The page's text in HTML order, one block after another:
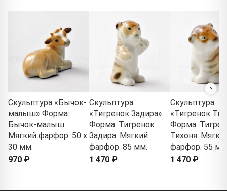
Скульптура «Бычок-
малыш» Форма:
Бычок-малыш.
Мягкий фарфор. 50 x
30 мм.
970 ₽
Скульптура
«Тигренок Задира»
Форма: Тигренок
Задира. Мягкий
фарфор. 85 мм.
1 470 ₽
Скульптура
«Тигренок
Форма:
Тихоня.
фарфор. 55
1 470 ₽